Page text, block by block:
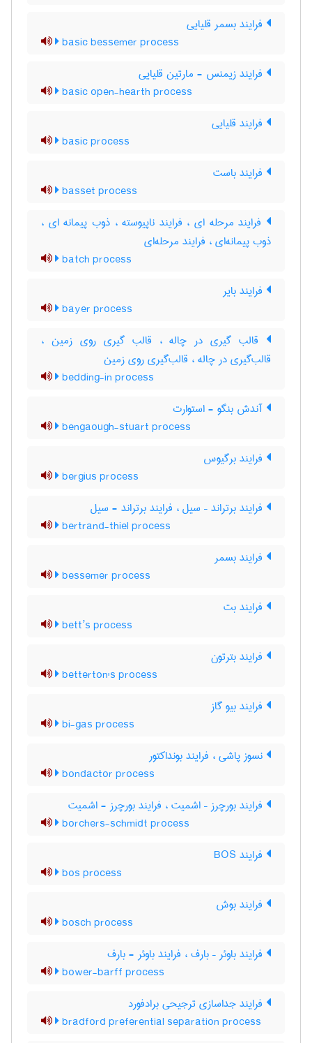
فرایند بسمر قلیایی
basic bessemer process
فرایند زیمنس - مارتین قلیایی
basic open-hearth process
فرایند قلیایی
basic process
فرایند باست
basset process
فرایند مرحله ای ، فرایند ناپیوسته ، ذوب پیمانه ای ،
ذوب پیمانه‌ای ، فرایند مرحله‌ای
batch process
فرایند بایر
bayer process
قالب گیری در چاله ، قالب گیری روی زمین ،
قالب‌گیری در چاله ، قالب‌گیری روی زمین
bedding-in process
آندش بنگو - استوارت
bengaough-stuart process
فرایند برگیوس
bergius process
فرایند برتراند – سیل ، فرایند برتراند - سیل
bertrand-thiel process
فرایند بسمر
bessemer process
فرایند بت
bett’s process
فرایند بترتون
betterton's process
فرایند بیو گاز
bi-gas process
نسوز پاشی ، فرایند بونداکتور
bondactor process
فرایند بورچرز – اشمیت ، فرایند بورچرز - اشمیت
borchers-schmidt process
فرایند BOS
bos process
فرایند بوش
bosch process
فرایند باوئر – بارف ، فرایند باوئر - بارف
bower-barff process
فرایند جداسازی ترجیحی برادفورد
bradford preferential separation process